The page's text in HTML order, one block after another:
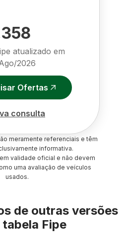
atualizado em
2026
Ofertas
consulta
meramente referenciais e têm
informativa.
validade oficial e não devem
uma avaliação de veículos
usados.
de outras versões
tabela Fipe